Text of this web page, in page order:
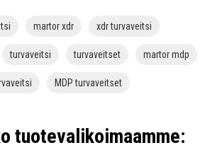
martor xdr xdr turvaveitsi
turvaveitsi turvaveitset martor mdp
MDP turvaveitset
tuotevalikoimaamme: